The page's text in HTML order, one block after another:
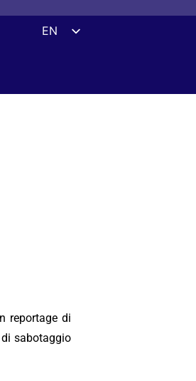
EN
reportage di
sabotaggio